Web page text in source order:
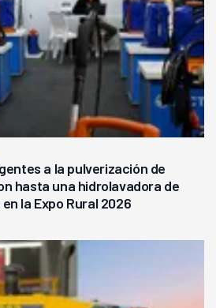
a la pulverización de
hasta una hidrolavadora de
la Expo Rural 2026